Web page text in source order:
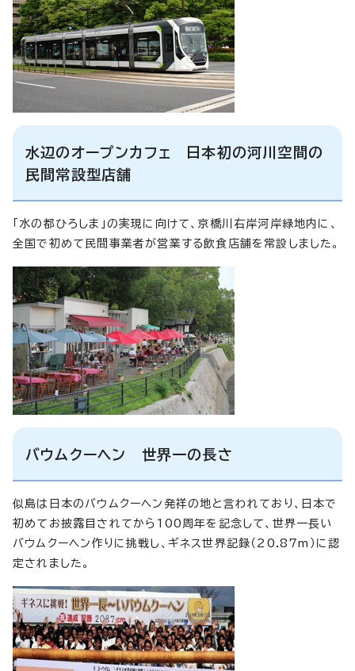
水辺のオープンカフェ 日本初の河川空間の
民間常設型店舗
「水の都ひろしま」の実現に向けて、京橋川右岸河岸緑地内に、
全国で初めて民間事業者が営業する飲食店舗を常設しました。
バウムクーヘン 世界一の長さ
似島は日本のバウムクーヘン発祥の地と言われており、日本で
初めてお披露目されてから100周年を記念して、世界一長い
バウムクーヘン作りに挑戦し、ギネス世界記録（20.87m）に認
定されました。